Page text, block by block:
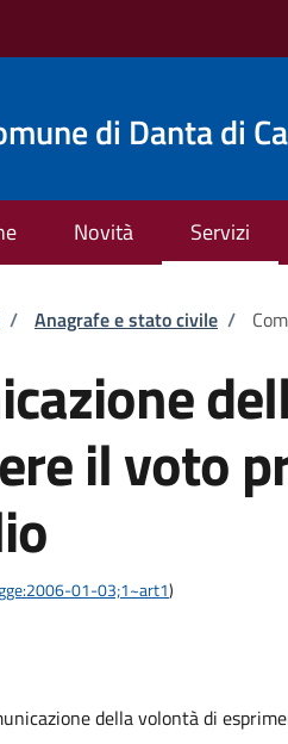
di Danta di
Novità Servizi
di pane
/ Anagrafe e stato civile /
il voto
01-03;1~art1)
della volontà di